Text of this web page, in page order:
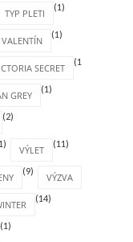
TYP PLETI
(1)
VALENTÍN
(1)
SECRET
(1)
GREY
(1)
(2)
VÝLET
(11)
(9)
VÝZVA
(14)
(1)